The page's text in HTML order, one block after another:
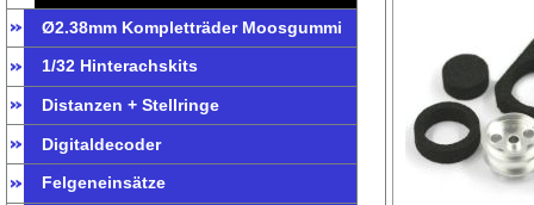
Ø2.38mm Kompletträder Moosgummi
1/32 Hinterachskits
Distanzen + Stellringe
Digitaldecoder
Felgeneinsätze